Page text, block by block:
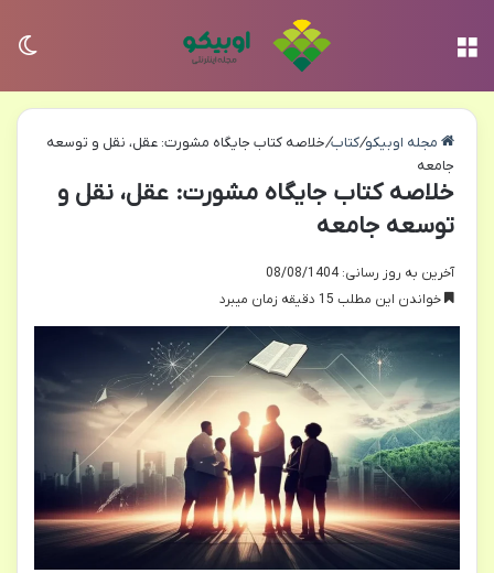
مجله اوبیکو/کتاب/خلاصه کتاب جایگاه مشورت: عقل، نقل و توسعه
جامعه
خلاصه کتاب جایگاه مشورت: عقل، نقل و
توسعه جامعه
آخرین به روز رسانی: 08/08/1404
خواندن این مطلب 15 دقیقه زمان میبرد